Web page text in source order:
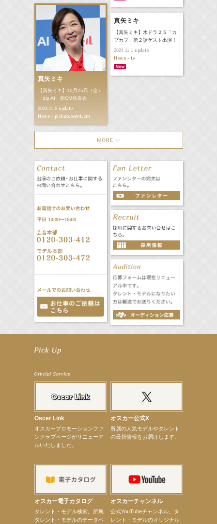
真矢ミキ
【真矢ミキ】10月25日（金）
「dip AI」新CM発表会
2024.11.6update
News - pickup,event,cm
真矢ミキ
【真矢ミキ】水ドラ２５「カ
プカプ」第２話ゲスト出演！
2024.11.1update
News - tv
【笛木優子】8月13日（木）ドラマ『大空港〜GATE24〜』ゲスト出演決定！
【elfin’】7thシングル『全世界』がFMたいはくでO.A.決定♪
【elfin’】7thシングル『全世界』がFM-UUでO.A.決定♪
【elfin’】7thシングル『全世界』がFM TANABEでO.A.決定♪
【昆虫ハンター牧田習】8月13日（木）プライムツリー赤池「ふれあい昆虫フェスティバル」トーク
ショーゲスト出演！
【井頭愛海】『小さなお葬式』TV-CM出演！
【定本楓馬】WEB DIGVII 連載企画『東京23時』に登場！
【上戸彩】サントリー「−196」新CM出演！
【elfin’】【小倉舞子】8月9日（日）「MxM’s produce event vol.14」に出演決定！
【elfin’】【辻美優】8月28日（金）「辻美優(elfin’)グレイテスト・ショー」に出演決定！
【elfin’】9月27日（日）「Beauty Voice Theater Reboot Vol.3」開催決定！
Oscer Link
オスカープロモーションファ
ンクラブページがリニューア
ルいたしました。
オスカー公式X
所属の人気モデルやタレント
の最新情報をお届けします。
オスカー電子カタログ
タレント・モデル検索。所属
タレント・モデルのデータベ
オスカーチャンネル
公式YouTubeチャンネル。タ
レント・モデルのオリジナル